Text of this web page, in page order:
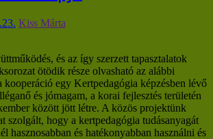
Kiss Márta
és az így szerzett tapasztalatok
ötödik része olvasható az alábbi
kooperáció egy Kertpedagógia képzésben lévő
és jómagam, a korai fejlesztés területén
között jött létre. A közös projektünk
szolgált, hogy a kertpedagógia tudásanyagát
hasznosabban és hatékonyabban használni és